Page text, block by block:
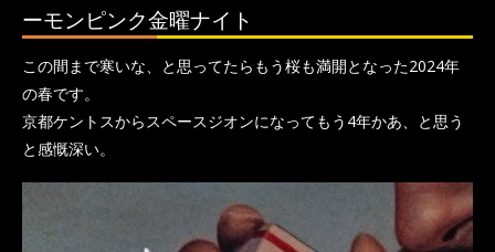
ーモンピンク金曜ナイト
この間まで寒いな、と思ってたらもう桜も満開となった2024年
の春です。
京都ケントスからスペースジオンになってもう4年かあ、と思う
と感慨深い。